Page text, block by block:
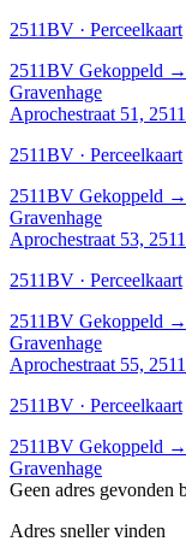
2511BV · Perceelkaart
2511BV Gekoppeld →
Gravenhage
Aprochestraat 51,
2511BV · Perceelkaart
2511BV Gekoppeld →
Gravenhage
Aprochestraat 53,
2511BV · Perceelkaart
2511BV Gekoppeld →
Gravenhage
Aprochestraat 55,
2511BV · Perceelkaart
2511BV Gekoppeld →
Gravenhage
Geen adres gevonden
Adres sneller vinden